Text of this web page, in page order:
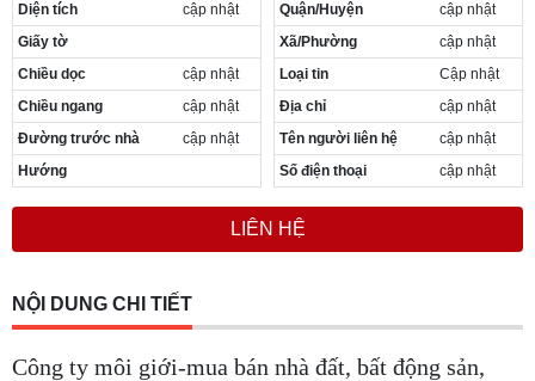
Diện tích
cập nhật
Giấy tờ
Chiều dọc
cập nhật
Chiều ngang
cập nhật
Đường trước nhà
cập nhật
Hướng
Quận/Huyện
cập nhật
Xã/Phường
cập nhật
Loại tin
Cập nhật
Địa chỉ
cập nhật
Tên người liên hệ
cập nhật
Số điện thoại
cập nhật
LIÊN HỆ
NỘI DUNG CHI TIẾT
Công ty môi giới-mua bán nhà đất, bất động sản,